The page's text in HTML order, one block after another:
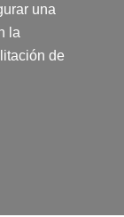
una
la
de